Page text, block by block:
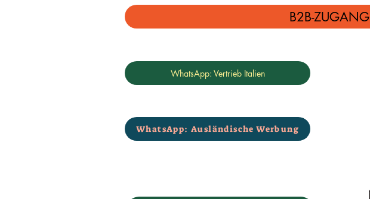
B2B-ZUGANG
WhatsApp: Vertrieb Italien
WhatsApp: Ausländische Werbung